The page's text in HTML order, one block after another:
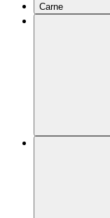
Carne